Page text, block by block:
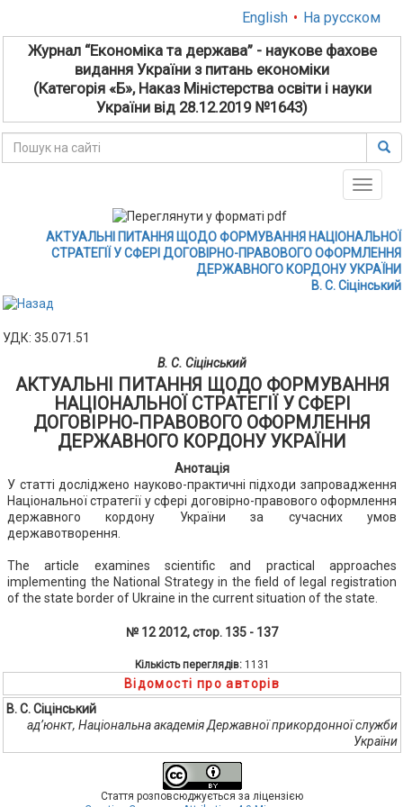
English • На русском
Журнал “Економіка та держава” - наукове фахове
видання України з питань економіки
(Категорія «Б», Наказ Міністерства освіти і науки
України від 28.12.2019 №1643)
Toggle
АКТУАЛЬНІ ПИТАННЯ ЩОДО ФОРМУВАННЯ НАЦІОНАЛЬНОЇ
СТРАТЕГІЇ У СФЕРІ ДОГОВІРНО-ПРАВОВОГО ОФОРМЛЕННЯ
ДЕРЖАВНОГО КОРДОНУ УКРАЇНИ
В. С. Сіцінський
УДК: 35.071.51
В. С. Сіцінський
АКТУАЛЬНІ ПИТАННЯ ЩОДО ФОРМУВАННЯ
НАЦІОНАЛЬНОЇ СТРАТЕГІЇ У СФЕРІ
ДОГОВІРНО-ПРАВОВОГО ОФОРМЛЕННЯ
ДЕРЖАВНОГО КОРДОНУ УКРАЇНИ
Анотація
У статті досліджено науково-практичні підходи запровадження
Національної стратегії у сфері договірно-правового оформлення
державного кордону України за сучасних умов
державотворення.
The article examines scientific and practical approaches
implementing the National Strategy in the field of legal registration
of the state border of Ukraine in the current situation of the state.
№ 12 2012, стор. 135 - 137
Кількість переглядів: 1131
Відомості про авторів
В. С. Сіцінський
ад’юнкт, Національна академія Державної прикордонної служби
України
Стаття розповсюджується за ліцензією